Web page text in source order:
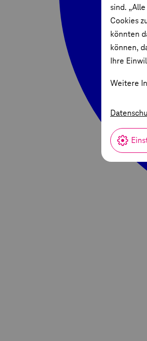
sind.
Cookies
könnten
können,
Ihre
Weitere